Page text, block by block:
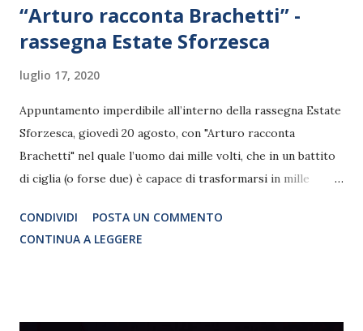
“Arturo racconta Brachetti” -
rassegna Estate Sforzesca
luglio 17, 2020
Appuntamento imperdibile all’interno della rassegna Estate
Sforzesca, giovedì 20 agosto, con "Arturo racconta
Brachetti" nel quale l’uomo dai mille volti, che in un battito
di ciglia (o forse due) è capace di trasformarsi in mille
confidenze, ricordi e viaggi fantastici. Fregoli, Parigi e le
luci della Tour Eiffel, Ugo Tognazzi, le ombre cinesi, la
CONDIVIDI
POSTA UN COMMENTO
CONTINUA A LEGGERE